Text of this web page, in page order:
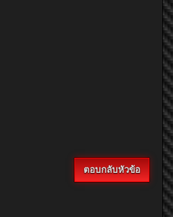
ตอบกลับหัวข้อ